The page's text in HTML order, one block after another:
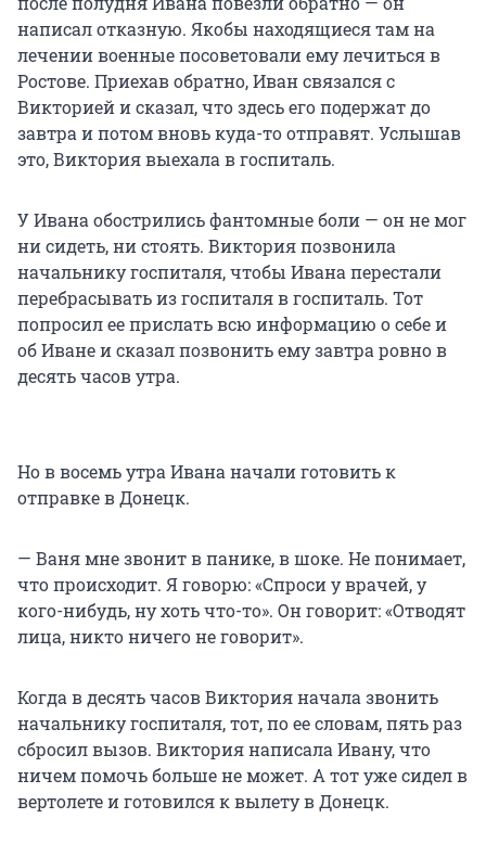
написал отказную. Якобы находящиеся там на
лечении военные посоветовали ему лечиться в
Ростове. Приехав обратно, Иван связался с
Викторией и сказал, что здесь его подержат до
завтра и потом вновь куда-то отправят. Услышав
это, Виктория выехала в госпиталь.
У Ивана обострились фантомные боли — он не мог
ни сидеть, ни стоять. Виктория позвонила
начальнику госпиталя, чтобы Ивана перестали
перебрасывать из госпиталя в госпиталь. Тот
попросил ее прислать всю информацию о себе и
об Иване и сказал позвонить ему завтра ровно в
десять часов утра.
Но в восемь утра Ивана начали готовить к
отправке в Донецк.
— Ваня мне звонит в панике, в шоке. Не понимает,
что происходит. Я говорю: «Спроси у врачей, у
кого-нибудь, ну хоть что-то». Он говорит: «Отводят
лица, никто ничего не говорит».
Когда в десять часов Виктория начала звонить
начальнику госпиталя, тот, по ее словам, пять раз
сбросил вызов. Виктория написала Ивану, что
ничем помочь больше не может. А тот уже сидел в
вертолете и готовился к вылету в Донецк.